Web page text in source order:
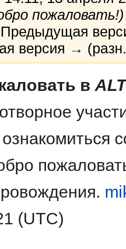
пожаловать!)
версия →
в
(UTC)